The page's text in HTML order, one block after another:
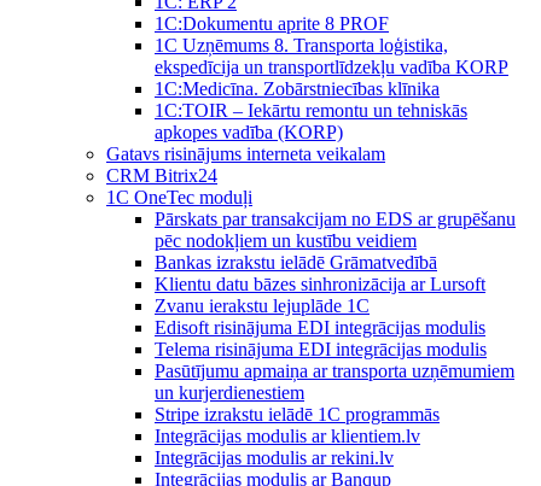
1С:Dokumentu aprite 8 PROF
1C Uzņēmums 8. Transporta loģistika,
ekspedīcija un transportlīdzekļu vadība KORP
1C:Medicīna. Zobārstniecības klīnika
1C:TOIR – Iekārtu remontu un tehniskās
apkopes vadība (KORP)
Gatavs risinājums interneta veikalam
CRM Bitrix24
1С OneTec moduļi
Pārskats par transakcijam no EDS ar grupēšanu
pēc nodokļiem un kustību veidiem
Bankas izrakstu ielādē Grāmatvedībā
Klientu datu bāzes sinhronizācija ar Lursoft
Zvanu ierakstu lejuplāde 1C
Edisoft risinājuma EDI integrācijas modulis
Telema risinājuma EDI integrācijas modulis
Pasūtījumu apmaiņa ar transporta uzņēmumiem
un kurjerdienestiem
Stripe izrakstu ielādē 1C programmās
Integrācijas modulis ar klientiem.lv
Integrācijas modulis ar rekini.lv
Integrācijas modulis ar Banqup